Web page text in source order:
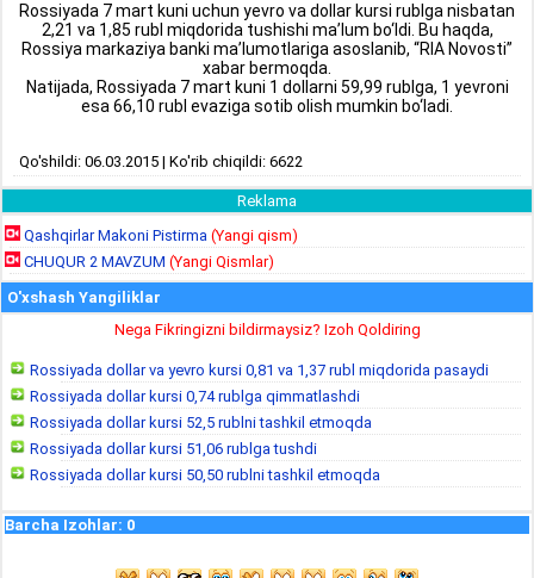
Rossiyada 7 mart kuni uchun yevro va dollar kursi rublga nisbatan
2,21 va 1,85 rubl miqdorida tushishi ma’lum bo‘ldi. Bu haqda,
Rossiya markaziya banki ma’lumotlariga asoslanib, “RIA Novosti”
xabar bermoqda.
Natijada, Rossiyada 7 mart kuni 1 dollarni 59,99 rublga, 1 yevroni
esa 66,10 rubl evaziga sotib olish mumkin bo‘ladi.
Qo'shildi: 06.03.2015 | Ko'rib chiqildi: 6622
Reklama
Qashqirlar Makoni Pistirma (Yangi qism)
CHUQUR 2 MAVZUM (Yangi Qismlar)
O'xshash Yangiliklar
Nega Fikringizni bildirmaysiz? Izoh Qoldiring
Rossiyada dollar va yevro kursi 0,81 va 1,37 rubl miqdorida pasaydi
Rossiyada dollar kursi 0,74 rublga qimmatlashdi
Rossiyada dollar kursi 52,5 rublni tashkil etmoqda
Rossiyada dollar kursi 51,06 rublga tushdi
Rossiyada dollar kursi 50,50 rublni tashkil etmoqda
Barcha Izohlar: 0